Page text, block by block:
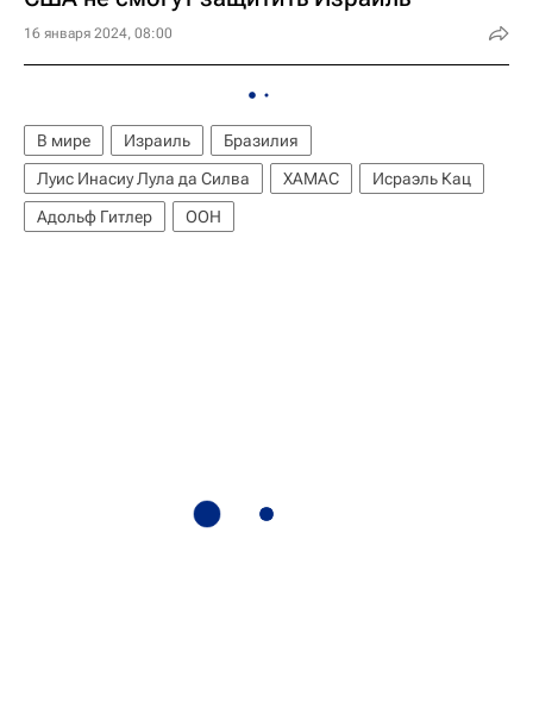
16 января 2024, 08:00
В мире Израиль
Бразилия
Луис Инасиу Лула да Силва
ХАМАС
Исраэль Кац
Адольф Гитлер
ООН